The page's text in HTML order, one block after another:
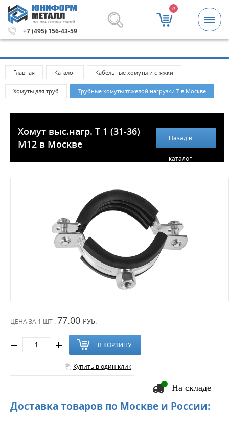
ОСНОВА КРЕПКИХ СВЯЗЕЙ
+7 (495) 156-43-59
0
Метизы и крепежные изделия оптом. Минимальная
Главная Каталог Кабельные хомуты и стяжки
Хомуты для труб Трубные хомуты тяжелой нагрузки T в Москве
Хомут выс.нагр. Т 1 (31-36)
М12 в Москве
Назад в
каталог
ЦЕНА ЗА 1 ШТ : 77.00 РУБ.
В КОРЗИНУ
Купить в один клик
На складе
Доставка товаров по Москве и России: